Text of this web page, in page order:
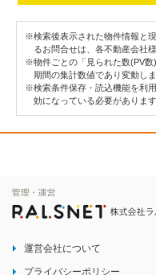
※検索後表示された物件情報と
るお問合せは、各不動産会社
※物件ごとの「見られた数(PV
期間の集計数値であり変動し
※検索条件保存・読込機能を利
効になっている必要があります
運営会社について
プライバシーポリシー